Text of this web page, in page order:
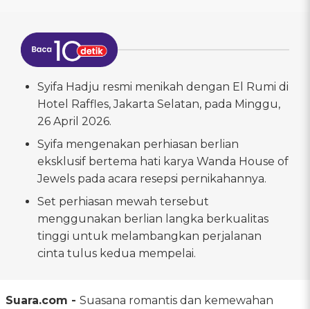
Syifa Hadju resmi menikah dengan El Rumi di
Hotel Raffles, Jakarta Selatan, pada Minggu,
26 April 2026.
Syifa mengenakan perhiasan berlian
eksklusif bertema hati karya Wanda House of
Jewels pada acara resepsi pernikahannya.
Set perhiasan mewah tersebut
menggunakan berlian langka berkualitas
tinggi untuk melambangkan perjalanan
cinta tulus kedua mempelai.
Suara.com - Suasana romantis dan kemewahan